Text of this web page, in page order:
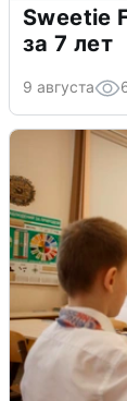
Sweetie
за 7 лет
9 августа